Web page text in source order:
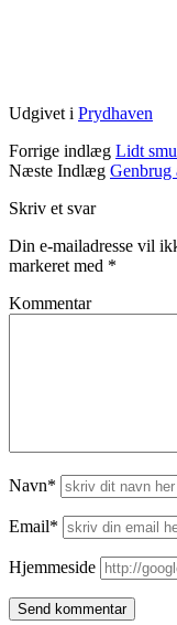
Udgivet i Prydhaven
Forrige indlæg Lidt
Næste Indlæg Genbrug
Skriv et svar
Din e-mailadresse vil
markeret med *
Kommentar
Navn*
Email*
Hjemmeside